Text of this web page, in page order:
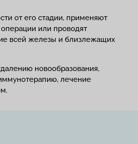
от его стадии, применяют
или проводят
всей железы и близлежащих
новообразования,
лечение